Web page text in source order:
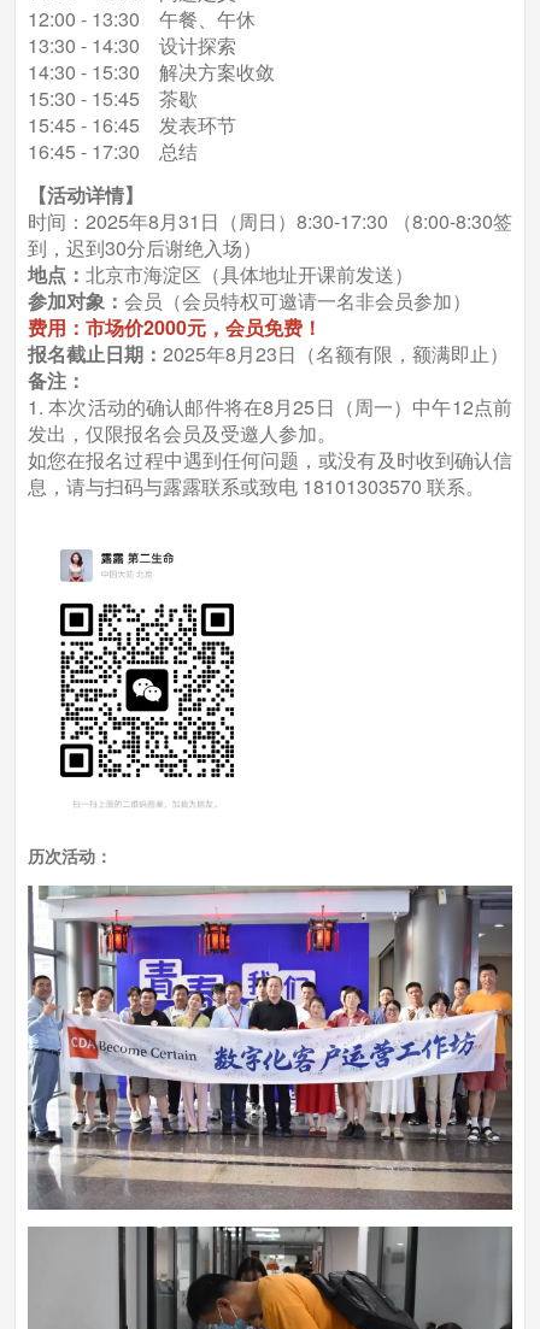
12:00 - 13:30 午餐、午休
13:30 - 14:30 设计探索
14:30 - 15:30 解决方案收敛
15:30 - 15:45 茶歇
15:45 - 16:45 发表环节
16:45 - 17:30 总结
【活动详情】
时间：2025年8月31日（周日）8:30-17:30 （8:00-8:30签
到，迟到30分后谢绝入场）
地点： 北京市海淀区（具体地址开课前发送）
参加对象： 会员（会员特权可邀请一名非会员参加）
费用：市场价2000元，会员免费！
报名截止日期： 2025年8月23日（名额有限，额满即止）
备注：
1. 本次活动的确认邮件将在8月25日（周一）中午12点前
发出，仅限报名会员及受邀人参加。
如您在报名过程中遇到任何问题，或没有及时收到确认信
息，请与扫码与露露联系或致电 18101303570 联系。
历次活动：